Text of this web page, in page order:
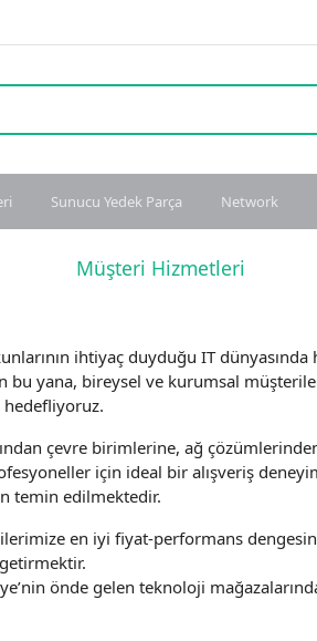
Sunucu Yedek Parça Network
Müşteri Hizmetleri
ihtiyaç duyduğu IT
bu yana, bireysel ve kurumsal
hedefliyoruz.
çevre birimlerine, ağ
için ideal bir alışveriş
temin edilmektedir.
en iyi fiyat-performans
önde gelen teknoloji